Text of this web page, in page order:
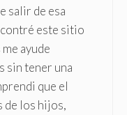
salir de esa
este sitio
ayude
sin tener una
que el
de los hijos,